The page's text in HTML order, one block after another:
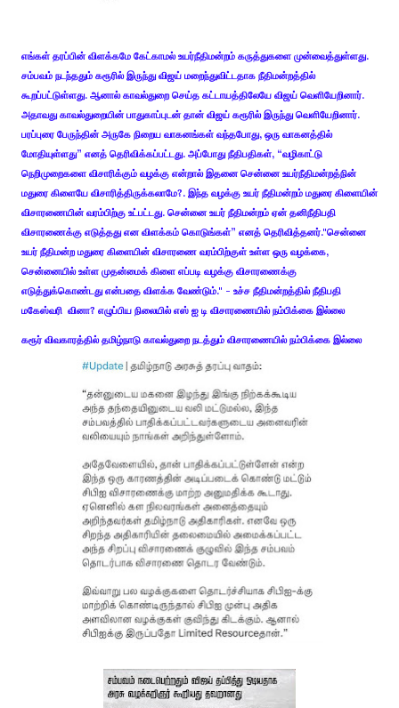
எங்கள் தரப்பின் விளக்கமே கேட்காமல் உயர்நீதிமன்றம் கருத்துகளை முன்வைத்துள்ளது.
சம்பவம் நடந்ததும் கரூரில் இருந்து விஜய் மறைந்துவிட்டதாக நீதிமன்றத்தில்
கூறப்பட்டுள்ளது. ஆனால் காவல்துறை செய்த கட்டாயத்திலேயே விஜய் வெளியேறினார்.
அதாவது காவல்துறையின் பாதுகாப்புடன் தான் விஜய் கரூரில் இருந்து வெளியேறினார்.
பரப்புரை பேருந்தின் அருகே நிறைய வாகனங்கள் வந்தபோது, ஒரு வாகனத்தில்
மோதியுள்ளது” எனத் தெரிவிக்கப்பட்டது. அப்போது நீதிபதிகள், “வழிகாட்டு
நெறிமுறைகளை விசாரிக்கும் வழக்கு என்றால் இதனை சென்னை உயர்நீதிமன்றத்நின்
மதுரை கிளையே விசாரித்திருக்கலாமே?. இந்த வழக்கு உயர் நீதிமன்றம் மதுரை கிளையின்
விசாரணையின் வரம்பிற்கு உட்பட்டது. சென்னை உயர் நீதிமன்றம் ஏன் தனிநீதிபதி
விசாரணைக்கு எடுத்தது என விளக்கம் கொடுங்கள்” எனத் தெரிவித்தனர்."சென்னை
உயர் நீதிமன்ற மதுரை கிளையின் விசாரணை வரம்பிற்குள் உள்ள ஒரு வழக்கை,
சென்னையில் உள்ள முதன்மைக் கிளை எப்படி வழக்கு விசாரணைக்கு
எடுத்துக்கொண்டது என்பதை விளக்க வேண்டும்." - உச்ச நீதிமன்றத்தில் நீதிபதி
மகேஸ்வரி வினா? எழுப்பிய நிலையில் எஸ் ஐ டி விசாரணையில் நம்பிக்கை இல்லை
கரூர் விவகாரத்தில் தமிழ்நாடு காவல்துறை நடத்தும் விசாரணையில் நம்பிக்கை இல்லை